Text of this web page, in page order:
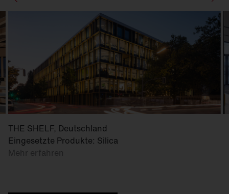
THE SHELF, Deutschland
Eingesetzte Produkte: Silica
Mehr erfahren